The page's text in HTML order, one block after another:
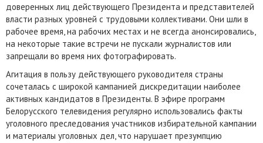
доверенных лиц действующего Президента и представителей
власти разных уровней с трудовыми коллективами. Они шли в
рабочее время, на рабочих местах и не всегда анонсировались,
на некоторые такие встречи не пускали журналистов или
запрещали во время них фотографировать.
Агитация в пользу действующего руководителя страны
сочеталась с широкой кампанией дискредитации наиболее
активных кандидатов в Президенты. В эфире программ
Белорусского телевидения регулярно использовались факты
уголовного преследования участников избирательной кампании
и материалы уголовных дел, что нарушает презумпцию